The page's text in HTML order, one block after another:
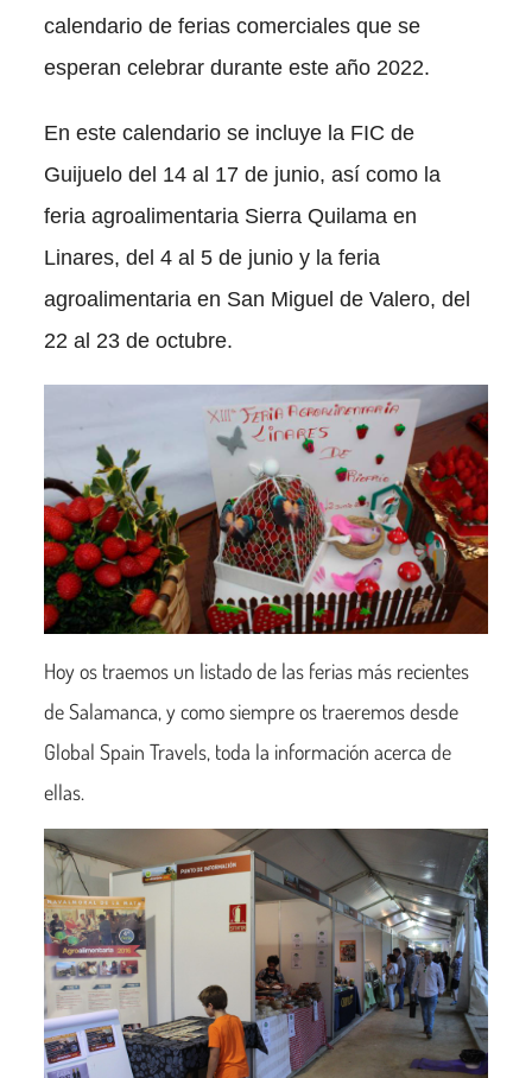
calendario de ferias comerciales que se
esperan celebrar durante este año 2022.
En este calendario se incluye la FIC de
Guijuelo del 14 al 17 de junio, así como la
feria agroalimentaria Sierra Quilama en
Linares, del 4 al 5 de junio y la feria
agroalimentaria en San Miguel de Valero, del
22 al 23 de octubre.
Hoy os traemos un listado de las ferias más recientes
de Salamanca, y como siempre os traeremos desde
Global Spain Travels, toda la información acerca de
ellas.